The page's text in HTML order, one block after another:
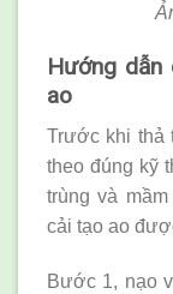
Hướng dẫn
ao
Trước khi thả
theo đúng kỹ
trùng và
cải tạo ao
Bước 1, nạo